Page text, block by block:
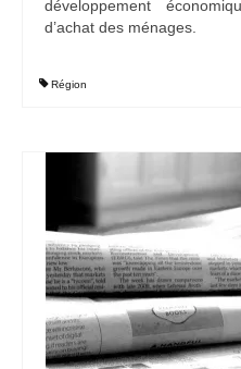
ASTRONOMIE
développement
d’achat des ménages.
Région